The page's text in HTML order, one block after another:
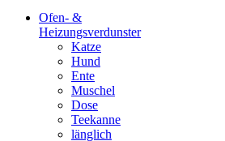
Ofen- &
Heizungsverdunster
Katze
Hund
Ente
Muschel
Dose
Teekanne
länglich